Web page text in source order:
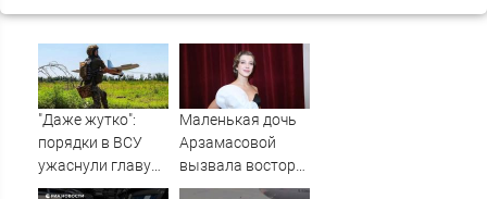
"Даже жутко":
порядки в ВСУ
ужаснули главу
британской
Маленькая дочь
Арзамасовой
вызвала восторг
поклонников